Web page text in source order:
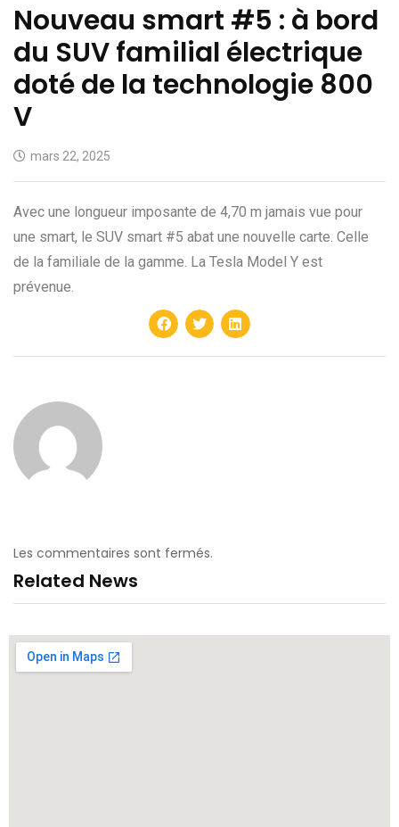
Nouveau smart #5 : à bord
du SUV familial électrique
doté de la technologie 800
V
mars 22, 2025
Avec une longueur imposante de 4,70 m jamais vue pour
une smart, le SUV smart #5 abat une nouvelle carte. Celle
de la familiale de la gamme. La Tesla Model Y est
prévenue.
Les commentaires sont fermés.
Related News